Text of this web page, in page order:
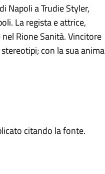
Napoli a Trudie Styler,
La regista e attrice,
Rione Sanità. Vincitore
con la sua anima
citando la fonte.